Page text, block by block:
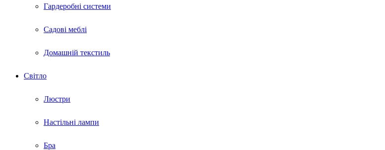
Гардеробні системи
Садові меблі
Домашній текстиль
Світло
Люстри
Настільні лампи
Бра